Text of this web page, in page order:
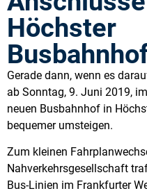
Höchster
Gerade dann, wenn es
ab Sonntag, 9. Juni 2019,
neuen Busbahnhof in
bequemer umsteigen.
Zum kleinen
Nahverkehrsgesellschaft
Bus-Linien im Frankfurter